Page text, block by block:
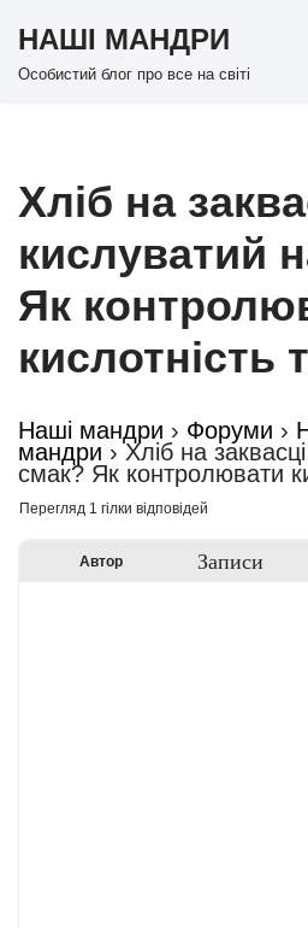
Перейти
НАШІ МАНДРИ
Особистий блог про все на світі
Хліб на
кислуватий
Як
кислотність
Наші мандри › Форуми ›
мандри › Хліб на
смак? Як контролювати
Перегляд 1 гілки відповідей
Автор Записи